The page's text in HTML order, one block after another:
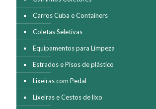
Carros Cuba e Containers
Coletas Seletivas
Equipamentos para Limpeza
Estrados e Pisos de plástico
Lixeiras com Pedal
Lixeiras e Cestos de lixo